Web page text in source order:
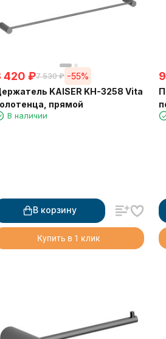
420 ₽7 530 ₽ -55%
KAISER KH-3258 Vita
прямой
В наличии
В корзину
Купить в 1 клик